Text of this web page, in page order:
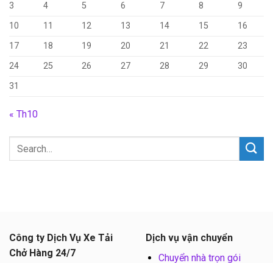
3
4 5 6 7 8
9
10
11 12 13 14 15
16
17
18 19 20 21 22
23
24
25 26 27 28 29
30
31
« Th10
Công ty Dịch Vụ Xe Tải
Chở Hàng 24/7
Dịch vụ vận chuyển
Chuyển nhà trọn gói